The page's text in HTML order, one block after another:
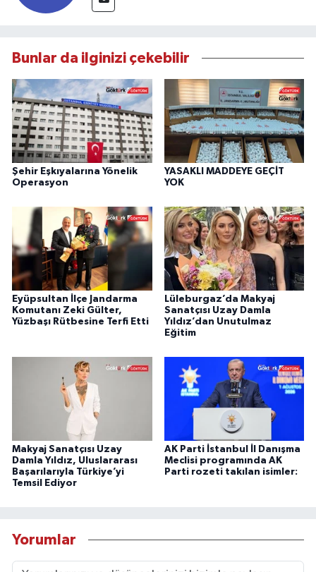
Bunlar da ilginizi çekebilir
Şehir Eşkıyalarına Yönelik
Operasyon
YASAKLI MADDEYE GEÇİT
YOK
Eyüpsultan İlçe Jandarma
Komutanı Zeki Gülter,
Yüzbaşı Rütbesine Terfi Etti
Lüleburgaz’da Makyaj
Sanatçısı Uzay Damla
Yıldız’dan Unutulmaz
Eğitim
Makyaj Sanatçısı Uzay
Damla Yıldız, Uluslararası
Başarılarıyla Türkiye’yi
Temsil Ediyor
AK Parti İstanbul İl Danışma
Meclisi programında AK
Parti rozeti takılan isimler:
Yorumlar